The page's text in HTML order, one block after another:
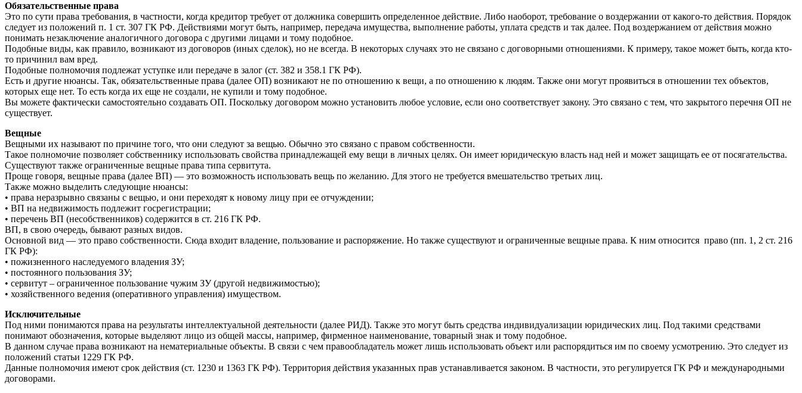
Обязательственные права
Это по сути права требования, в частности, когда кредитор требует от должника совершить определенное действие. Либо наоборот, требование о воздержании от какого-то действия. Порядок
следует из положений п. 1 ст. 307 ГК РФ. Действиями могут быть, например, передача имущества, выполнение работы, уплата средств и так далее. Под воздержанием от действия можно
понимать незаключение аналогичного договора с другими лицами и тому подобное.
Подобные виды, как правило, возникают из договоров (иных сделок), но не всегда. В некоторых случаях это не связано с договорными отношениями. К примеру, такое может быть, когда кто-
то причинил вам вред.
Подобные полномочия подлежат уступке или передаче в залог (ст. 382 и 358.1 ГК РФ).
Есть и другие нюансы. Так, обязательственные права (далее ОП) возникают не по отношению к вещи, а по отношению к людям. Также они могут проявиться в отношении тех объектов,
которых еще нет. То есть когда их еще не создали, не купили и тому подобное.
Вы можете фактически самостоятельно создавать ОП. Поскольку договором можно установить любое условие, если оно соответствует закону. Это связано с тем, что закрытого перечня ОП не
существует.
Вещные
Вещными их называют по причине того, что они следуют за вещью. Обычно это связано с правом собственности.
Такое полномочие позволяет собственнику использовать свойства принадлежащей ему вещи в личных целях. Он имеет юридическую власть над ней и может защищать ее от посягательства.
Существуют также ограниченные вещные права типа сервитута.
Проще говоря, вещные права (далее ВП) — это возможность использовать вещь по желанию. Для этого не требуется вмешательство третьих лиц.
Также можно выделить следующие нюансы:
• права неразрывно связаны с вещью, и они переходят к новому лицу при ее отчуждении;
• ВП на недвижимость подлежит госрегистрации;
• перечень ВП (несобственников) содержится в ст. 216 ГК РФ.
ВП, в свою очередь, бывают разных видов.
Основной вид — это право собственности. Сюда входит владение, пользование и распоряжение. Но также существуют и ограниченные вещные права. К ним относится право (пп. 1, 2 ст. 216
ГК РФ):
• пожизненного наследуемого владения ЗУ;
• постоянного пользования ЗУ;
• сервитут – ограниченное пользование чужим ЗУ (другой недвижимостью);
• хозяйственного ведения (оперативного управления) имуществом.
Исключительные
Под ними понимаются права на результаты интеллектуальной деятельности (далее РИД). Также это могут быть средства индивидуализации юридических лиц. Под такими средствами
понимают обозначения, которые выделяют лицо из общей массы, например, фирменное наименование, товарный знак и тому подобное.
В данном случае права возникают на нематериальные объекты. В связи с чем правообладатель может лишь использовать объект или распорядиться им по своему усмотрению. Это следует из
положений статьи 1229 ГК РФ.
Данные полномочия имеют срок действия (ст. 1230 и 1363 ГК РФ). Территория действия указанных прав устанавливается законом. В частности, это регулируется ГК РФ и международными
договорами.